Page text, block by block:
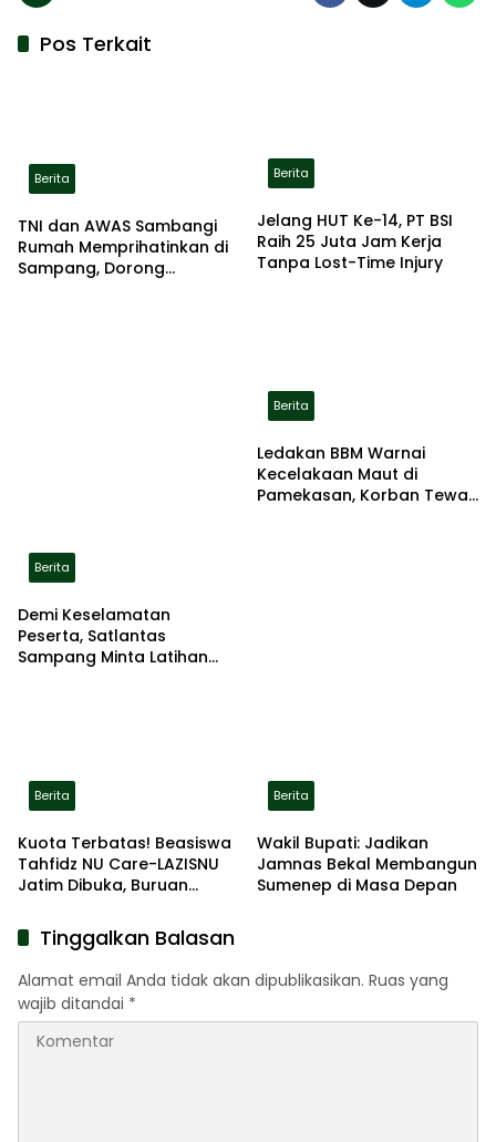
Pos Terkait
Berita
TNI dan AWAS Sambangi
Rumah Memprihatinkan di
Sampang, Dorong
Berita
Jelang HUT Ke-14, PT BSI
Raih 25 Juta Jam Kerja
Tanpa Lost-Time Injury
Berita
Demi Keselamatan
Peserta, Satlantas
Sampang Minta Latihan
Berita
Ledakan BBM Warnai
Kecelakaan Maut di
Pamekasan, Korban Tewas
Berita
Kuota Terbatas! Beasiswa
Tahfidz NU Care-LAZISNU
Jatim Dibuka, Buruan
Berita
Wakil Bupati: Jadikan
Jamnas Bekal Membangun
Sumenep di Masa Depan
Tinggalkan Balasan
Alamat email Anda tidak akan dipublikasikan. Ruas yang
wajib ditandai *